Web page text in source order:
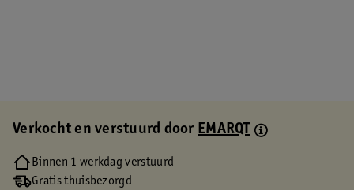
Verkocht en verstuurd doorEMARQT
Binnen 1 werkdag verstuurd
Gratis thuisbezorgd